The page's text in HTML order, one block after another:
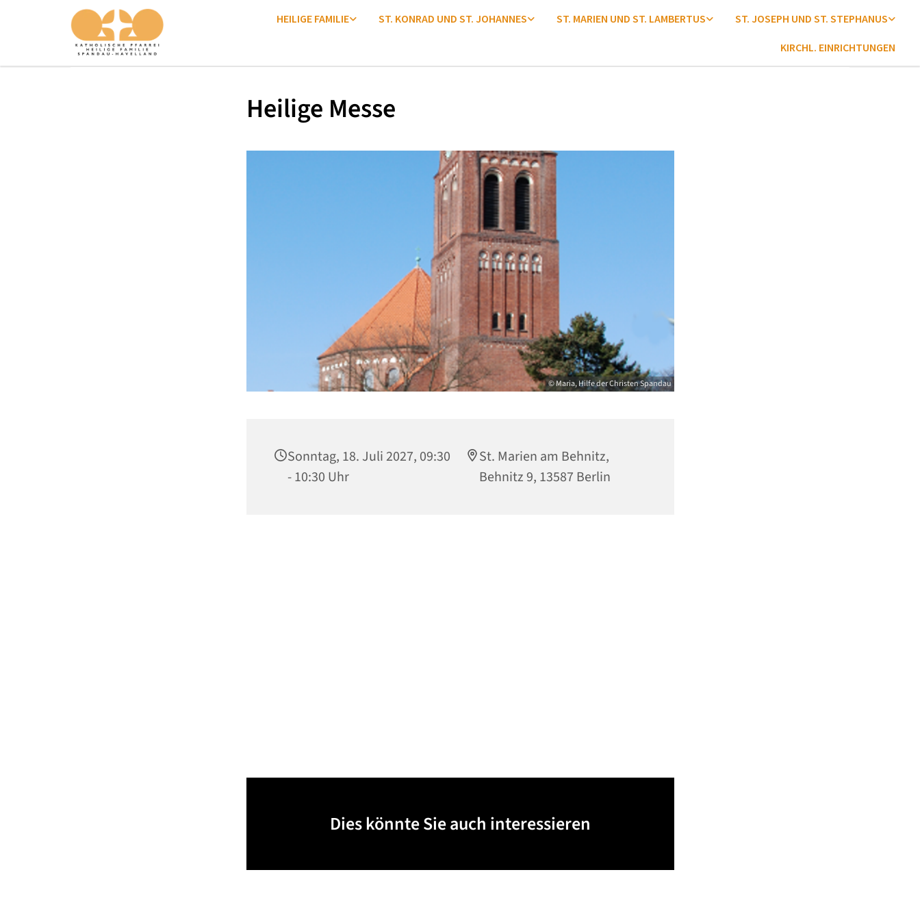
HEILIGE FAMILIE ST. KONRAD UND ST. JOHANNES ST. MARIEN UND ST. LAMBERTUS ST. JOSEPH UND ST. STEPHANUS
KIRCHL. EINRICHTUNGEN
Heilige Messe
© Maria, Hilfe der Christen Spandau
Sonntag, 18. Juli 2027, 09:30
- 10:30 Uhr
St. Marien am Behnitz,
Behnitz 9, 13587 Berlin
Dies könnte Sie auch interessieren